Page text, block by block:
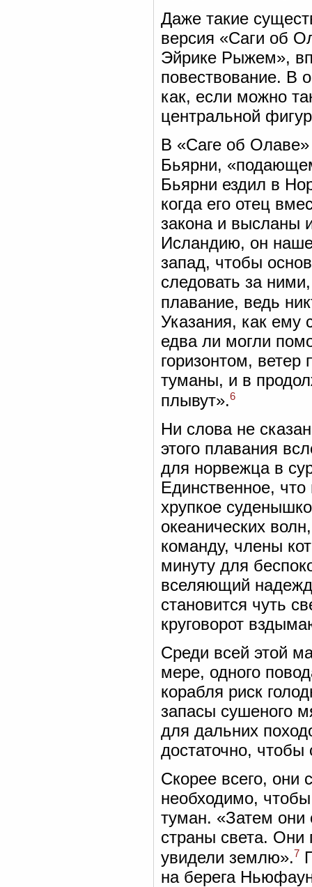
Даже такие
версия «Саги об
Эйрике Рыжем»,
повествование. В
как, если можно
центральной
В «Саге об Олаве»
Бьярни,
Бьярни ездил в
когда его отец
закона и высланы
Исландию, он
запад, чтобы
следовать за
плавание, ведь
Указания, как ему
едва ли могли
горизонтом,
туманы, и в
плывут».6
Ни слова не
этого плавания
для норвежца в
Единственное, что
хрупкое
океанических
команду, члены
минуту для
вселяющий
становится чуть
круговорот
Среди всей этой
мере, одного
корабля риск
запасы сушеного
для дальних
достаточно, чтобы
Скорее всего, они
необходимо,
туман. «Затем они
страны света. Они
увидели землю».7
на берега